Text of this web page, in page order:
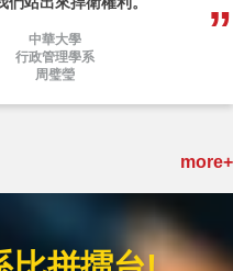
中華大學
行政管理學系
周璧瑩
more+